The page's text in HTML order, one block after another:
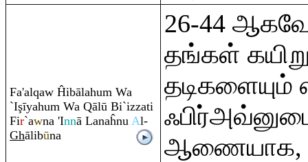
Fa'alqaw Ĥibālahum Wa
`Işīyahum Wa Qālū Bi`izzati
Fir`awna 'Innā Lanaĥnu Al-
Ghālibūna
26-44
தங்கள்
தடிகளையும்
ஆணையாக,